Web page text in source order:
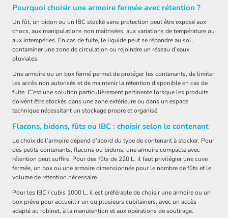
Pourquoi choisir une armoire fermée avec rétention ?
Un fût, un bidon ou un IBC stocké sans protection peut être exposé aux
chocs, aux manipulations non maîtrisées, aux variations de température ou
aux intempéries. En cas de fuite, le liquide peut se répandre au sol,
contaminer une zone de circulation ou rejoindre un réseau d’eaux
pluviales.
Une armoire ou un box fermé permet de protéger les contenants, de limiter
les accès non autorisés et de maintenir la rétention disponible en cas de
fuite. C’est une solution particulièrement pertinente lorsque les produits
doivent être stockés dans une zone extérieure ou dans un espace
technique nécessitant un stockage propre et organisé.
Flacons, bidons, fûts ou IBC : choisir selon le contenant
Le choix de l’armoire dépend d’abord du type de contenant à stocker. Pour
des petits contenants, flacons ou bidons, une armoire compacte avec
rétention peut suffire. Pour des fûts de 220 L, il faut privilégier une cuve
fermée, un box ou une armoire dimensionnée pour le nombre de fûts et le
volume de rétention nécessaire.
Pour les IBC / cubis 1000 L, il est préférable de choisir une armoire ou un
box prévu pour accueillir un ou plusieurs cubitainers, avec un accès
adapté au robinet, à la manutention et aux opérations de soutirage.